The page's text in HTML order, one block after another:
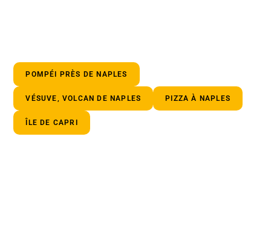
POMPÉI PRÈS DE NAPLES
VÉSUVE, VOLCAN DE NAPLES PIZZA À NAPLES
ÎLE DE CAPRI